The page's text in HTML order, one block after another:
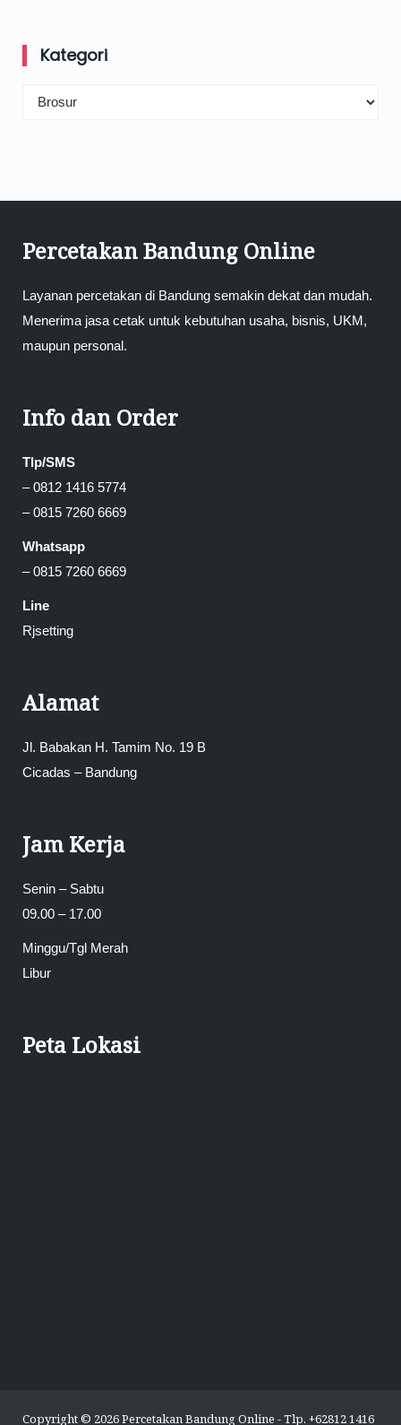
Kategori
Kategori
Percetakan Bandung Online
Layanan percetakan di Bandung semakin dekat dan mudah.
Menerima jasa cetak untuk kebutuhan usaha, bisnis, UKM,
maupun personal.
Info dan Order
Tlp/SMS
– 0812 1416 5774
– 0815 7260 6669
Whatsapp
– 0815 7260 6669
Line
Rjsetting
Alamat
Jl. Babakan H. Tamim No. 19 B
Cicadas – Bandung
Jam Kerja
Senin – Sabtu
09.00 – 17.00
Minggu/Tgl Merah
Libur
Peta Lokasi
Copyright © 2026 Percetakan Bandung Online - Tlp. +62812 1416